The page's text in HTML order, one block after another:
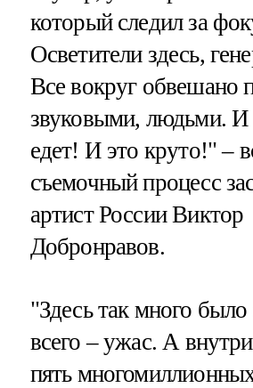
который следил за
Осветители здесь,
Все вокруг обвешано
звуковыми, людьми. И
едет! И это круто!" –
съемочный процесс
артист России Виктор
Добронравов.
"Здесь так много
всего – ужас. А
пять